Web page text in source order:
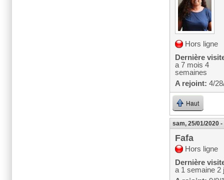
Hors ligne
Dernière
a 7 mois 4
semaines
A rejoint: 4/
Haut
sam, 25/01/2020
Fafa
Hors ligne
Dernière
a 1 semaine 2